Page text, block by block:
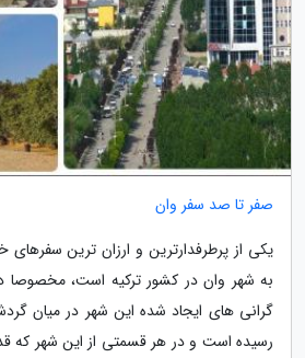
صفر تا صد سفر وان
یکی از پرطرفدارترین و ارزان ترین سفرهای
به شهر وان در کشور ترکیه است، مخصوصا
گرانی های ایجاد شده این شهر در میان
رسیده است و در هر قسمتی از این شهر که